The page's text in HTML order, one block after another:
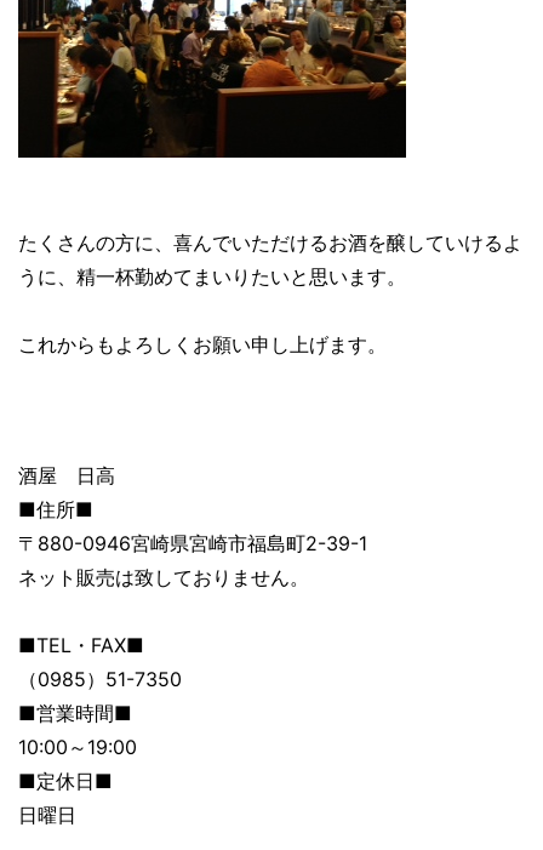
たくさんの方に、喜んでいただけるお酒を醸していけるよ
うに、精一杯勤めてまいりたいと思います。
これからもよろしくお願い申し上げます。
酒屋 日高
■住所■
〒880-0946宮崎県宮崎市福島町2-39-1
ネット販売は致しておりません。
■TEL・FAX■
（0985）51-7350
■営業時間■
10:00～19:00
■定休日■
日曜日